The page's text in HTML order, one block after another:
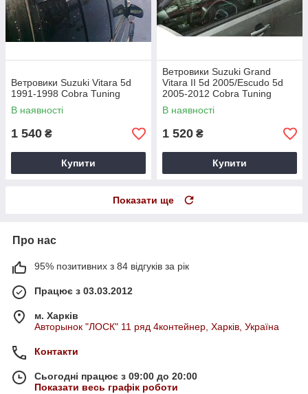
Ветровики Suzuki Vitara 5d
1991-1998 Cobra Tuning
В наявності
1 540 ₴
Купити
Ветровики Suzuki Grand
Vitara II 5d 2005/Escudo 5d
2005-2012 Cobra Tuning
В наявності
1 520 ₴
Купити
Показати ще
Про нас
95% позитивних з 84 відгуків за рік
Працює з 03.03.2012
м. Харків
Авторынок "ЛОСК" 11 ряд 4контейнер, Харків, Україна
Контакти
Сьогодні працює з 09:00 до 20:00
Показати весь графік роботи